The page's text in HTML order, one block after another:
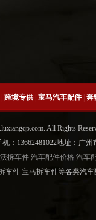
跨境专供 宝马汽车配件 奔
All Rights
机：13662481022地址：广
拆车件 汽车配件价格 汽车
车件 宝马拆车件等各类汽车